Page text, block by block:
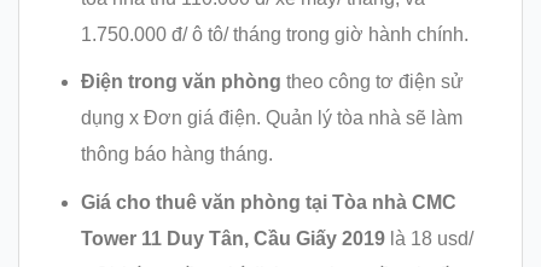
1.750.000 đ/ ô tô/ tháng trong giờ hành chính.
Điện trong văn phòng theo công tơ điện sử
dụng x Đơn giá điện. Quản lý tòa nhà sẽ làm
thông báo hàng tháng.
Giá cho thuê văn phòng tại Tòa nhà CMC
Tower 11 Duy Tân, Cầu Giấy 2019 là 18 usd/